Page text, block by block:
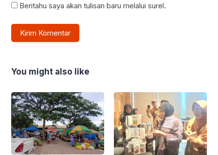
Beritahu saya akan tulisan baru melalui surel.
You might also like